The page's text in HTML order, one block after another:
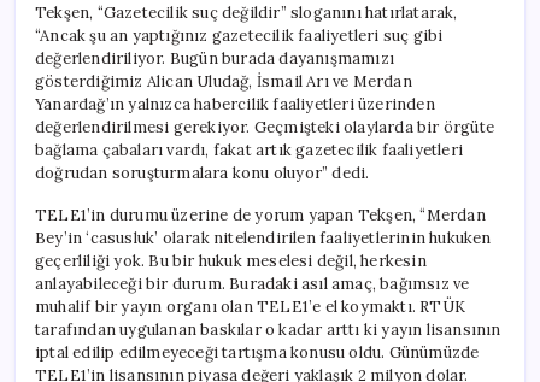
Tekşen, “Gazetecilik suç değildir” sloganını hatırlatarak,
“Ancak şu an yaptığınız gazetecilik faaliyetleri suç gibi
değerlendiriliyor. Bugün burada dayanışmamızı
gösterdiğimiz Alican Uludağ, İsmail Arı ve Merdan
Yanardağ’ın yalnızca habercilik faaliyetleri üzerinden
değerlendirilmesi gerekiyor. Geçmişteki olaylarda bir örgüte
bağlama çabaları vardı, fakat artık gazetecilik faaliyetleri
doğrudan soruşturmalara konu oluyor” dedi.
TELE1’in durumu üzerine de yorum yapan Tekşen, “Merdan
Bey’in ‘casusluk’ olarak nitelendirilen faaliyetlerinin hukuken
geçerliliği yok. Bu bir hukuk meselesi değil, herkesin
anlayabileceği bir durum. Buradaki asıl amaç, bağımsız ve
muhalif bir yayın organı olan TELE1’e el koymaktı. RTÜK
tarafından uygulanan baskılar o kadar arttı ki yayın lisansının
iptal edilip edilmeyeceği tartışma konusu oldu. Günümüzde
TELE1’in lisansının piyasa değeri yaklaşık 2 milyon dolar.